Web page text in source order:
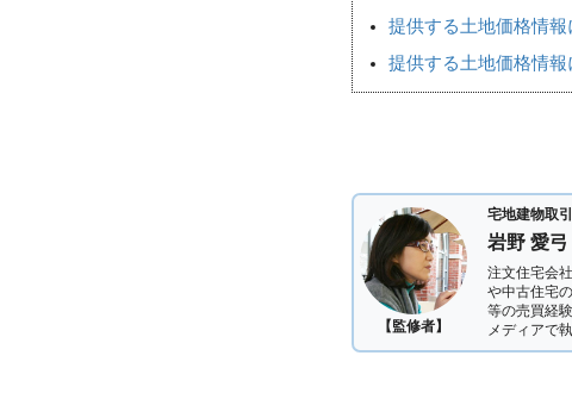
提供する土地価格情報
提供する土地価格情報
【監修者】
宅地建物取
岩野 愛
注文住宅会
や中古住宅
等の売買経
メディアで